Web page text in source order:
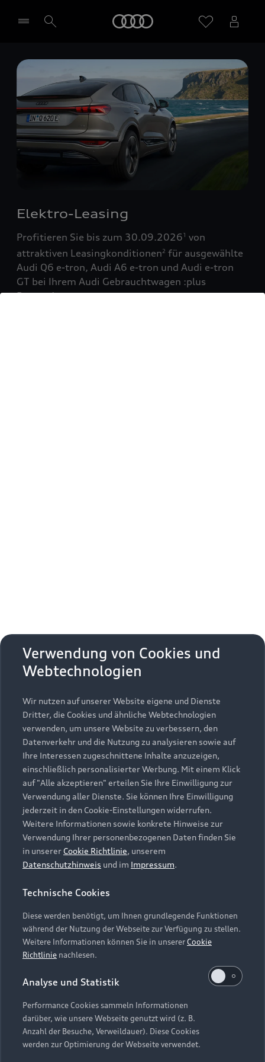
Händler wählen
Elektro-Leasing
Profitieren Sie bis zum 30.09.20261 von
attraktiven Leasingkonditionen2 für ausgewählte
Audi Q6 e-tron, Audi A6 e-tron und Audi e-tron
GT bei Ihrem Audi Gebrauchtwagen :plus
Partner!
Zurück nach oben
Modelle
Alle Modelle
Modelle vergleichen
Elektromodelle
Plug-in-Hybride
Kaufen & leasen
Neuwagensuche
Gebrauchtwagensuche
Gebrauchtwagen
Finanzierung
Aktionen & Angebote
Geschäftskunden
Service & Zubehör
Saisonale Angebote
Audi Services
Garantie
Audi digital services
myAudi
Support
Kundenservice
Händlersuche
Audi Code
Online-Terminvereinbarung
Servicekontakt
Vertrag widerrufen
Über Audi
Unternehmen
Karriere
Investor Relations
Presse & Media Center
Datenschutz
Audi erleben
Newsletter
Impressum Rechtliches
Hinweisgebersystem
Datenschutzinformation
Cookie-Einstellungen
Cookie-Richtlinie
Barrierefreiheit
Hinweis: Die aktuelle Darstellung und Anordnung der
Embleme am Fahrzeug bei allen Abbildungen auf dieser
Webseite kann abweichen.
Verwendung von Cookies und
Webtechnologien
Wir nutzen auf unserer Website eigene und Dienste
Dritter, die Cookies und ähnliche Webtechnologien
verwenden, um unsere Website zu verbessern, den
Datenverkehr und die Nutzung zu analysieren sowie auf
Ihre Interessen zugeschnittene Inhalte anzuzeigen,
einschließlich personalisierter Werbung. Mit einem Klick
auf "Alle akzeptieren" erteilen Sie Ihre Einwilligung zur
Verwendung aller Dienste. Sie können Ihre Einwilligung
jederzeit in den Cookie-Einstellungen widerrufen.
Weitere Informationen sowie konkrete Hinweise zur
Verwendung Ihrer personenbezogenen Daten finden Sie
in unserer Cookie Richtlinie, unserem
Datenschutzhinweis und im Impressum.
Technische Cookies
Diese werden benötigt, um Ihnen grundlegende Funktionen
während der Nutzung der Webseite zur Verfügung zu stellen.
Weitere Informationen können Sie in unsererCookie
Richtlinie nachlesen.
Analyse und Statistik
Performance Cookies sammeln Informationen
darüber, wie unsere Webseite genutzt wird (z. B.
Anzahl der Besuche, Verweildauer). Diese Cookies
werden zur Optimierung der Webseite verwendet.